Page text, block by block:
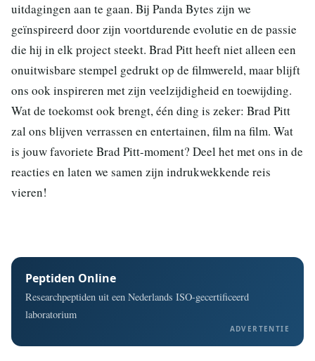
uitdagingen aan te gaan. Bij Panda Bytes zijn we
geïnspireerd door zijn voortdurende evolutie en de passie
die hij in elk project steekt. Brad Pitt heeft niet alleen een
onuitwisbare stempel gedrukt op de filmwereld, maar blijft
ons ook inspireren met zijn veelzijdigheid en toewijding.
Wat de toekomst ook brengt, één ding is zeker: Brad Pitt
zal ons blijven verrassen en entertainen, film na film. Wat
is jouw favoriete Brad Pitt-moment? Deel het met ons in de
reacties en laten we samen zijn indrukwekkende reis
vieren!
Peptiden Online
Researchpeptiden uit een Nederlands ISO-gecertificeerd
laboratorium
ADVERTENTIE